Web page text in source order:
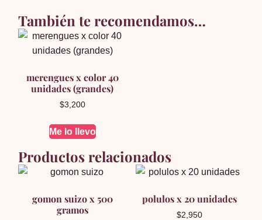
También te recomendamos…
merengues x color 40
unidades (grandes)
$3,200
Me lo llevo
Productos relacionados
gomon suizo x 500
gramos
polulos x 20 unidades
$2,950